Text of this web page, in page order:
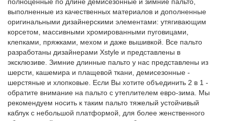
полноценные по длине демисезонные и зимние пальто,
выполненные из качественных материалов и дополненные
оригинальными дизайнерскими элементами: утягивающим
корсетом, массивными хромированными пуговицами,
клепками, пряжками, мехом и даже вышивкой. Все пальто
разработаны дизайнерами Xstyle и представлены в
эксклюзиве. Зимние длинные пальто у нас представлены из
шерсти, кашемира и плащевой ткани, демисезонные -
шерстяные и хлопковые. Если Вы хотите объединить 2 в 1 -
обратите внимание на пальто с утеплителем евро-зима. Мы
рекомендуем носить к таким пальто тяжелый устойчивый
каблук с небольшой платформой, для более женственного